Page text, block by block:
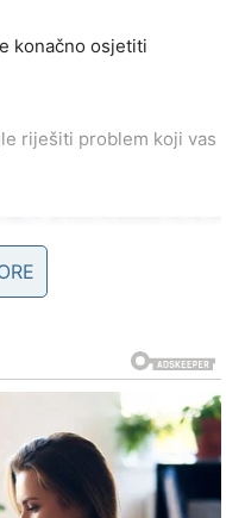
konačno osjetiti
riješiti problem koji vas